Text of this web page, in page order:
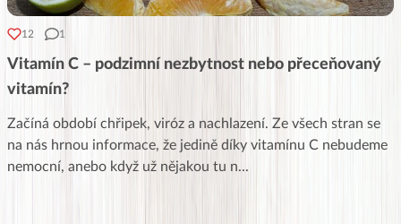
12 1
Vitamín C – podzimní nezbytnost nebo přeceňovaný
vitamín?
Začíná období chřipek, viróz a nachlazení. Ze všech stran se
na nás hrnou informace, že jedině díky vitamínu C nebudeme
nemocní, anebo když už nějakou tu n...